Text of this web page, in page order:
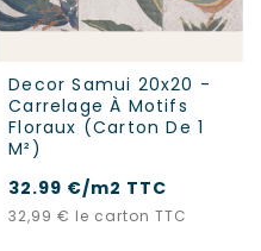
Decor Samui 20x20 -
Carrelage À Motifs
Floraux (carton De 1
M²)
32.99 €/m2 TTC
32,99 € le carton TTC